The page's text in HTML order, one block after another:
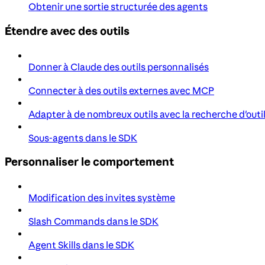
Obtenir une sortie structurée des agents
Étendre avec des outils
Donner à Claude des outils personnalisés
Connecter à des outils externes avec MCP
Adapter à de nombreux outils avec la recherche
Sous-agents dans le SDK
Personnaliser le comportement
Modification des invites système
Slash Commands dans le SDK
Agent Skills dans le SDK